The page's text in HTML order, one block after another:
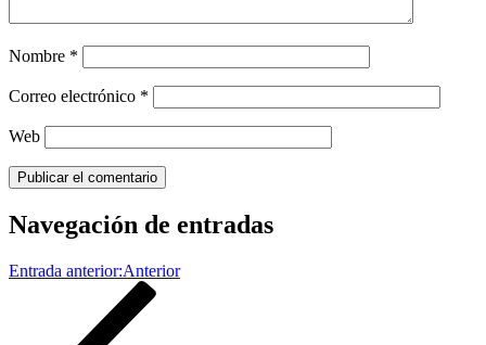
Nombre *
Correo electrónico *
Web
Navegación de entradas
Entrada anterior:Anterior